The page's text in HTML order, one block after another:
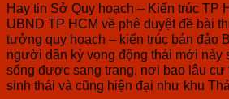
Hay tin Sở Quy hoạch – Kiến trúc TP
UBND TP HCM về phê duyệt đề bài
tưởng quy hoạch – kiến trúc bán đảo
người dân kỳ vọng động thái mới này
sống được sang trang, nơi bao lâu cư
sinh thái và cũng hiện đại như khu